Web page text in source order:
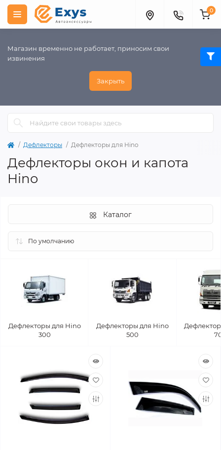
Магазин временно не работает, приносим свои
извинения
Закрыть
0
Дефлекторы Дефлекторы для Hino
Дефлекторы окон и капота
Hino
Каталог
Дефлекторы для Hino
300
Дефлекторы для Hino
500